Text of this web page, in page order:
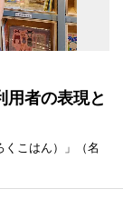
者の表現と
こはん）」（名